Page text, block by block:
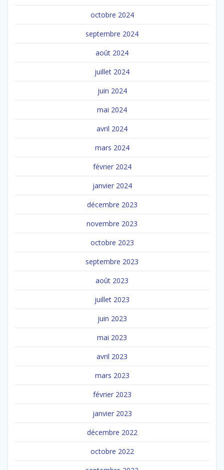
octobre 2024
septembre 2024
août 2024
juillet 2024
juin 2024
mai 2024
avril 2024
mars 2024
février 2024
janvier 2024
décembre 2023
novembre 2023
octobre 2023
septembre 2023
août 2023
juillet 2023
juin 2023
mai 2023
avril 2023
mars 2023
février 2023
janvier 2023
décembre 2022
octobre 2022